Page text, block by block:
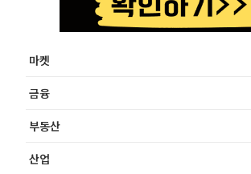
마켓
금융
부동산
산업